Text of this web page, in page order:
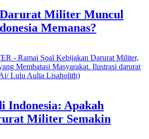
Darurat Militer Muncul
Memanas?
Indonesia: Apakah
Militer Semakin